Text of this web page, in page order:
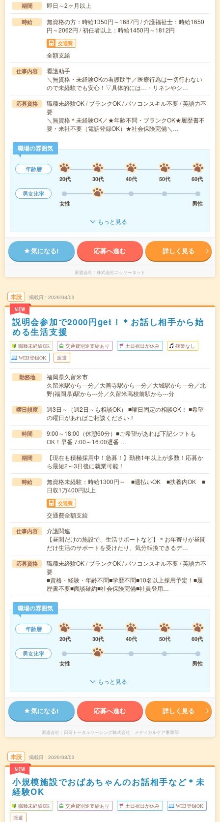
期間 即日～2ヶ月以上
時給
無資格の方：時給1350円～1687円 / 介護福祉士：時給1650
円～2062円 / 初任者以上：時給1450円～1812円
交通費
全額支給
仕事内容
看護助手
＼無資格・未経験OKの看護助手／医療行為は一切行わない
ので未経験でも安心！▽具体的には…・リネンやシ…
応募資格
職種未経験OK / ブランクOK / パソコンスキル不要 / 英語力不
要
＼無資格＊未経験OK／★年齢不問・ブランクOK★履歴書不
要・来社不要（電話登録OK）★社会保険完備＼…
職場の雰囲気
年齢層
20代
30代 40代 50代
60代
男女比率
女性
男性
もっと見る
気になる! 応募へ進む 詳しく見る
派遣会社 株式会社ニッソーネット
未読
NEW
掲載日 2026/08/03
説明会参加で2000円get！＊お話し相手から始
める生活支援
職種未経験OK 交通費別途支給あり 土日祝日が休み 残業なし
WEB登録OK 派遣
勤務地
福岡県久留米市
久留米駅から---分／大善寺駅から---分／大城駅から---分／北
野(福岡県)駅から---分／久留米高校前駅から---分
曜日頻度
週3日～（週2日～も相談OK） ■曜日固定の相談OK！ ■希望
の曜日があればご相談ください！
時間
9:00～18:00（休憩60分）■ご希望があれば下記シフトも
OK！早番 7:00～16:00遅番 …
期間
【現在も積極採用中！急募！】勤務1年以上が多数！応募か
ら最短2～3日後に就業可能！
時給
無資格未経験：時給1300円～ ■週払いOK ■扶養内OK ■
日収1万400円以上
交通費
交通費全額支給
仕事内容
介護関連
【昼間だけの施設で、生活サポートなど】＊お年寄りが昼間
だけ生活のサポートを受けたり、気分転換できるデ…
応募資格
職種未経験OK / ブランクOK / パソコンスキル不要 / 英語力不
要
■資格・経験・年齢不問■学歴不問■10名以上採用予定！■履
歴書不要■面談確約■社会保険完備■社員登用…
職場の雰囲気
年齢層
20代
30代 40代 50代
60代
男女比率
女性
男性
もっと見る
気になる! 応募へ進む 詳しく見る
派遣会社 日研トータルソーシング株式会社 メディカルケア事業部
未読
NEW
掲載日 2026/08/03
小規模施設でおばあちゃんのお話相手など＊未
経験OK
職種未経験OK 交通費別途支給あり 土日祝日が休み WEB登録OK
派遣